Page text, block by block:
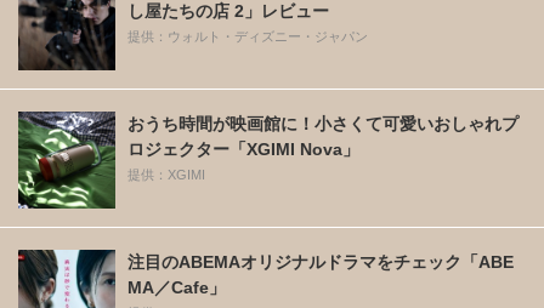
し屋たちの店 2」レビュー
提供：ウォルト・ディズニー・ジャパン
おうち時間が映画館に！小さくて可愛いおしゃれプ
ロジェクター「XGIMI Nova」
提供：XGIMI
注目のABEMAオリジナルドラマをチェック「ABE
MA／Cafe」